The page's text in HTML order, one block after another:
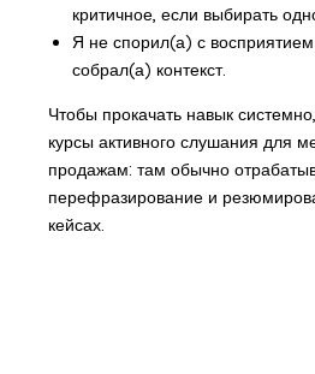
критичное, если выбирать
Я не спорил(а) с
собрал(а) контекст.
Чтобы прокачать навык
курсы активного слушания для
продажам: там обычно
перефразирование и
кейсах.